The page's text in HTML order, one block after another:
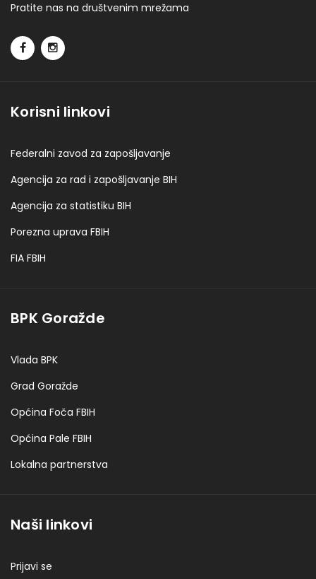
Pratite nas na društvenim mrežama
Korisni linkovi
Federalni zavod za zapošljavanje
Agencija za rad i zapošljavanje BIH
Agencija za statistiku BIH
Porezna uprava FBIH
FIA FBIH
BPK Goražde
Vlada BPK
Grad Goražde
Općina Foča FBIH
Općina Pale FBIH
Lokalna partnerstva
Naši linkovi
Prijavi se